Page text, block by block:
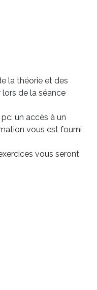
la théorie et des
lors de la séance
un accès à un
vous est fourni
vous seront